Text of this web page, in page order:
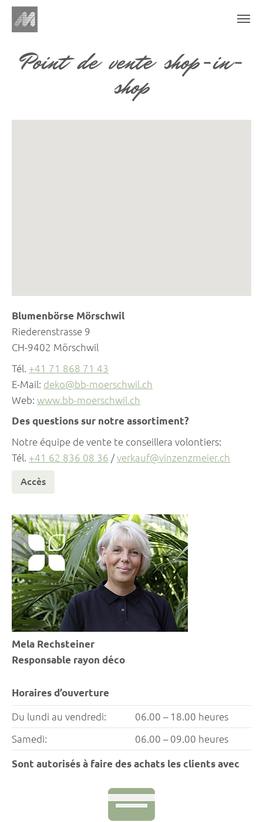
Point de vente shop-in-
shop
Blumenbörse Mörschwil
Riederenstrasse 9
CH-9402 Mörschwil
Tél. +41 71 868 71 43
E-Mail: deko@bb-moerschwil.ch
Web: www.bb-moerschwil.ch
Des questions sur notre assortiment?
Notre équipe de vente te conseillera volontiers:
Tél. +41 62 836 08 36 /verkauf@vinzenzmeier.ch
Accès
Mela Rechsteiner
Responsable rayon déco
Horaires d’ouverture
Du lundi au vendredi:
06.00 – 18.00 heures
Samedi:
06.00 – 09.00 heures
Sont autorisés à faire des achats les clients avec